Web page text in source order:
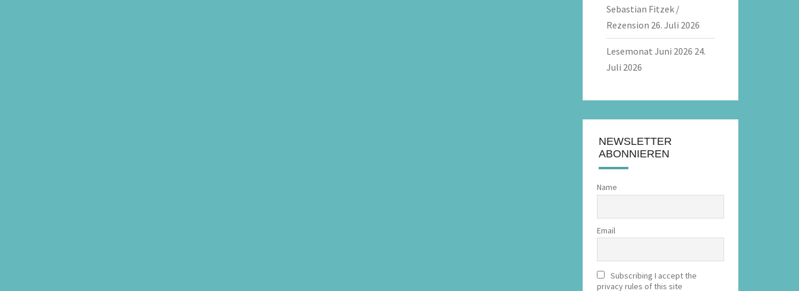
Sebastian Fitzek /
Rezension 26. Juli 2026
Lesemonat Juni 2026 24.
Juli 2026
NEWSLETTER
ABONNIEREN
Name
Email
Subscribing I accept the
privacy rules of this site